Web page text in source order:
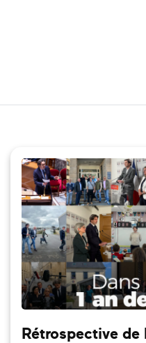
Rétrospective de